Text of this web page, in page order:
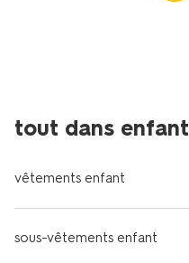
tout dans enfant
vêtements enfant
sous-vêtements enfant